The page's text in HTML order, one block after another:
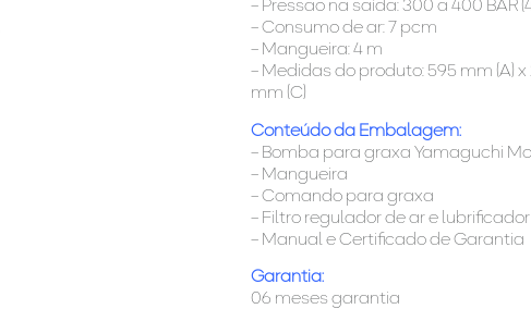
– Pressão na saída: 300 a 400 BAR
– Consumo de ar: 7 pcm
– Mangueira: 4 m
– Medidas do produto: 595 mm (A) x
mm (C)
Conteúdo da Embalagem:
– Bomba para graxa Yamaguchi
– Mangueira
– Comando para graxa
– Filtro regulador de ar e lubrificador
– Manual e Certificado de Garantia
Garantia:
06 meses garantia